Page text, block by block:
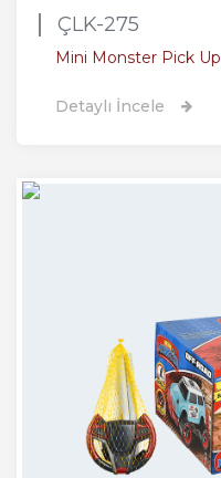
ÇLK-275
Mini Monster Pick Up
Detaylı İncele